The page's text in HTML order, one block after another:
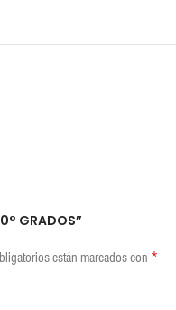
GRADOS”
están marcados con *